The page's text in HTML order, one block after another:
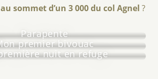
sommet d’un 3 000 du col Agnel ?
Parapente
premier bivouac
nuit en refuge